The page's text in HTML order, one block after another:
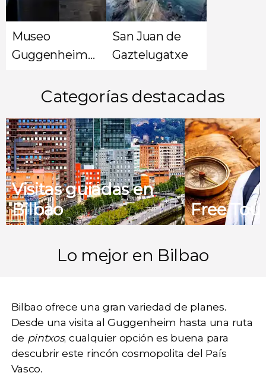
Museo
Guggenheim
San Juan de
Gaztelugatxe
Categorías destacadas
Visitas guiadas en
Bilbao
Free
Lo mejor en Bilbao
Bilbaoofrece una gran variedad de planes.
Desde una visita al Guggenheim hasta una ruta
de pintxos, cualquier opción es buena para
descubrir este rincón cosmopolita del País
Vasco.